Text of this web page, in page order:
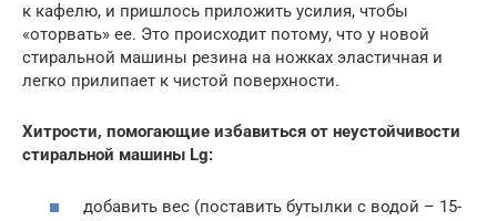
к кафелю, и пришлось приложить усилия, чтобы
«оторвать» ее. Это происходит потому, что у новой
стиральной машины резина на ножках эластичная и
легко прилипает к чистой поверхности.
Хитрости, помогающие избавиться от неустойчивости
стиральной машины Lg:
добавить вес (поставить бутылки с водой – 15-